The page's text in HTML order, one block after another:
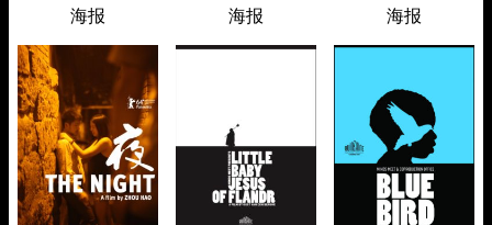
海报 海报 海报